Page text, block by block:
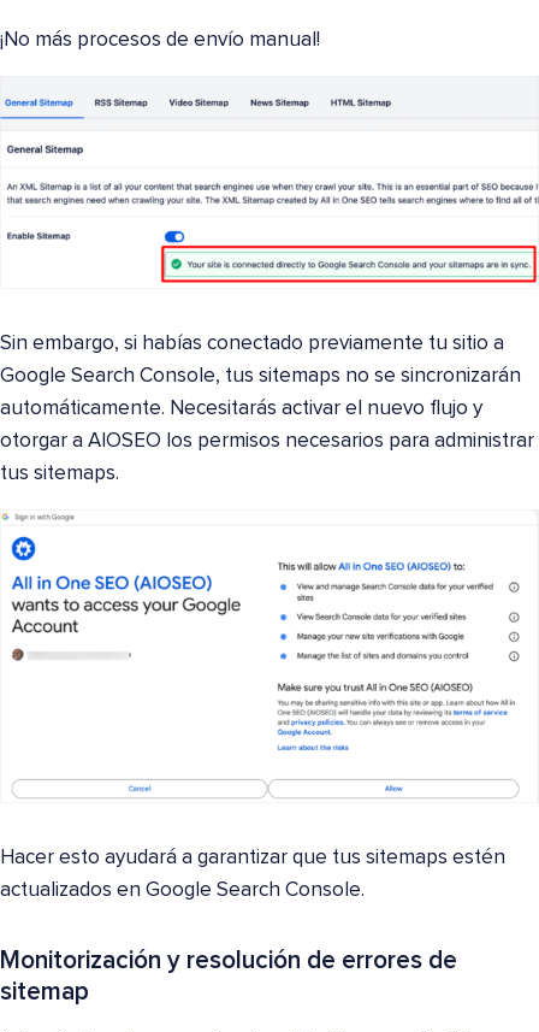
¡No más procesos de envío manual!
Sin embargo, si habías conectado previamente tu sitio a
Google Search Console, tus sitemaps no se sincronizarán
automáticamente. Necesitarás activar el nuevo flujo y
otorgar a AIOSEO los permisos necesarios para administrar
tus sitemaps.
Hacer esto ayudará a garantizar que tus sitemaps estén
actualizados en Google Search Console.
Monitorización y resolución de errores de
sitemap